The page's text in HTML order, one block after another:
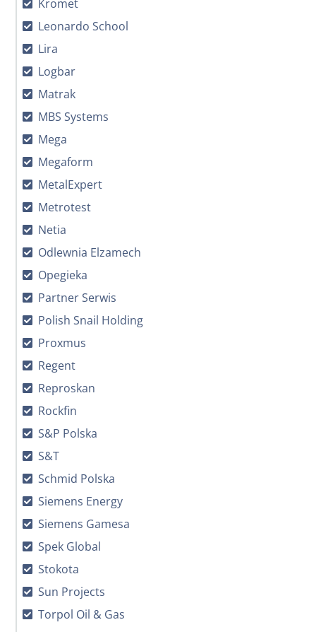
Kromet
Leonardo School
Lira
Logbar
Matrak
MBS Systems
Mega
Megaform
MetalExpert
Metrotest
Netia
Odlewnia Elzamech
Opegieka
Partner Serwis
Polish Snail Holding
Proxmus
Regent
Reproskan
Rockfin
S&P Polska
S&T
Schmid Polska
Siemens Energy
Siemens Gamesa
Spek Global
Stokota
Sun Projects
Torpol Oil & Gas